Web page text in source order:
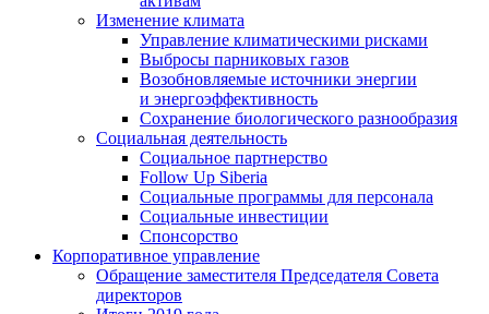
Изменение климата
Управление климатическими рисками
Выбросы парниковых газов
Возобновляемые источники энергии
и энергоэффективность
Сохранение биологического разнообразия
Социальная деятельность
Социальное партнерство
Follow Up Siberia
Социальные программы для персонала
Социальные инвестиции
Спонсорство
Корпоративное управление
Обращение заместителя Председателя Совета
директоров